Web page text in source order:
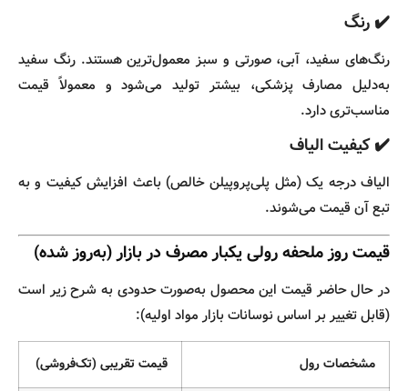
✔️ رنگ
رنگ‌های سفید، آبی، صورتی و سبز معمول‌ترین هستند. رنگ سفید
به‌دلیل مصارف پزشکی، بیشتر تولید می‌شود و معمولاً قیمت
مناسب‌تری دارد.
✔️ کیفیت الیاف
الیاف درجه یک (مثل پلی‌پروپیلن خالص) باعث افزایش کیفیت و به
تبع آن قیمت می‌شوند.
قیمت روز ملحفه رولی یکبار مصرف در بازار (به‌روز شده)
در حال حاضر قیمت این محصول به‌صورت حدودی به شرح زیر است
(قابل تغییر بر اساس نوسانات بازار مواد اولیه):
مشخصات رول قیمت تقریبی (تک‌فروشی)